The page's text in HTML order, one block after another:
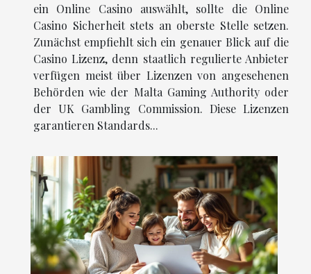
ein Online Casino auswählt, sollte die Online
Casino Sicherheit stets an oberste Stelle setzen.
Zunächst empfiehlt sich ein genauer Blick auf die
Casino Lizenz, denn staatlich regulierte Anbieter
verfügen meist über Lizenzen von angesehenen
Behörden wie der Malta Gaming Authority oder
der UK Gambling Commission. Diese Lizenzen
garantieren Standards...